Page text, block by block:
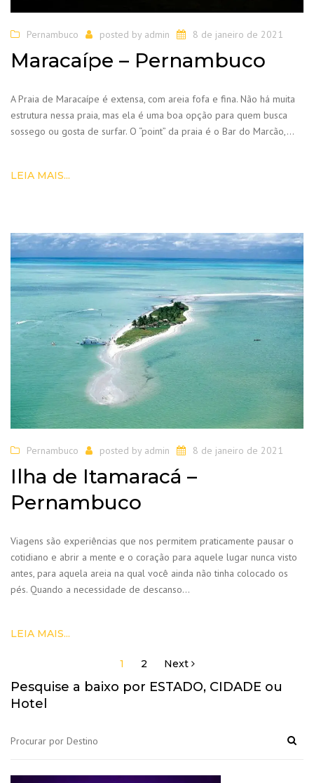
Pernambuco posted by admin 8 de janeiro de 2021
Maracaípe – Pernambuco
A Praia de Maracaípe é extensa, com areia fofa e fina. Não há muita
estrutura nessa praia, mas ela é uma boa opção para quem busca
sossego ou gosta de surfar. O “point” da praia é o Bar do Marcão,…
LEIA MAIS...
Pernambuco posted by admin 8 de janeiro de 2021
Ilha de Itamaracá –
Pernambuco
Viagens são experiências que nos permitem praticamente pausar o
cotidiano e abrir a mente e o coração para aquele lugar nunca visto
antes, para aquela areia na qual você ainda não tinha colocado os
pés. Quando a necessidade de descanso…
LEIA MAIS...
por
posts
1 2 Next
Pesquise a baixo por ESTADO, CIDADE ou
Hotel